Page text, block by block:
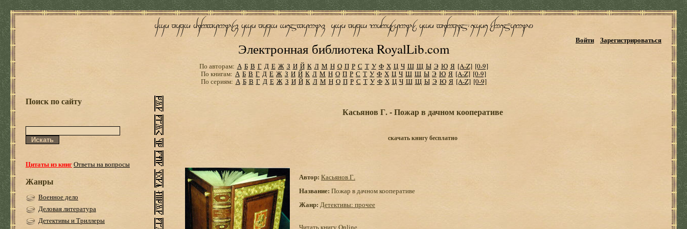
Электронная библиотека RoyalLib.com
Войти Зарегистрироваться
По авторам: А Б В Г Д Е Ж З И Й К Л М Н О П Р С Т У Ф Х Ц Ч Ш Щ Ы Э Ю Я [A-Z] [0-9]
По книгам: А Б В Г Д Е Ж З И Й К Л М Н О П Р С Т У Ф Х Ц Ч Ш Щ Ы Э Ю Я [A-Z] [0-9]
По сериям: А Б В Г Д Е Ж З И Й К Л М Н О П Р С Т У Ф Х Ц Ч Ш Щ Ы Э Ю Я [A-Z] [0-9]
Поиск по сайту
Цитаты из книгОтветы на вопросы
Жанры
Военное дело
Деловая литература
Детективы и Триллеры
Касьянов Г. - Пожар в дачном кооперативе
скачать книгу бесплатно
Автор: Касьянов Г.
Название: Пожар в дачном кооперативе
Жанр: Детективы: прочее
Читать книгу Online